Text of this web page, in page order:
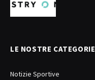
LE NOSTRE CATEGORIE
Notizie Sportive